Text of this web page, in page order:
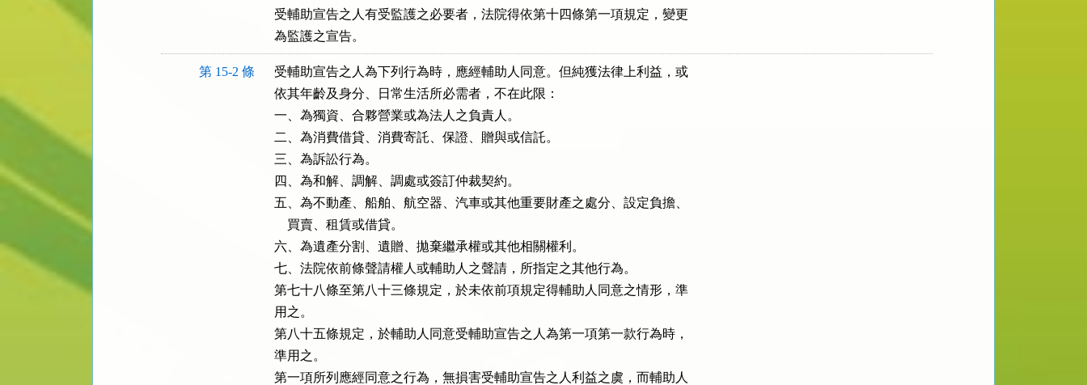
受輔助宣告之人有受監護之必要者，法院得依第十四條第一項規定，變更
為監護之宣告。
第 15-2 條
受輔助宣告之人為下列行為時，應經輔助人同意。但純獲法律上利益，或
依其年齡及身分、日常生活所必需者，不在此限：
一、為獨資、合夥營業或為法人之負責人。
二、為消費借貸、消費寄託、保證、贈與或信託。
三、為訴訟行為。
四、為和解、調解、調處或簽訂仲裁契約。
五、為不動產、船舶、航空器、汽車或其他重要財產之處分、設定負擔、
    買賣、租賃或借貸。
六、為遺產分割、遺贈、拋棄繼承權或其他相關權利。
七、法院依前條聲請權人或輔助人之聲請，所指定之其他行為。
第七十八條至第八十三條規定，於未依前項規定得輔助人同意之情形，準
用之。
第八十五條規定，於輔助人同意受輔助宣告之人為第一項第一款行為時，
準用之。
第一項所列應經同意之行為，無損害受輔助宣告之人利益之虞，而輔助人